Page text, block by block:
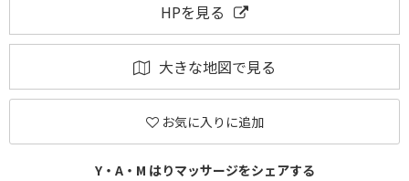
HPを見る
大きな地図で見る
お気に入りに追加
Y・A・M はりマッサージをシェアする